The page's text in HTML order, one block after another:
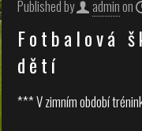
Published by adminon
Fotbalová
dětí
*** V zimním období